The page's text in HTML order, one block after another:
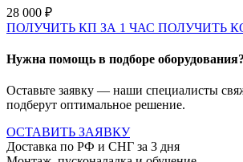
28 000 ₽
ПОЛУЧИТЬ КП ЗА 1 ЧАС ПОЛУЧИТЬ
Нужна помощь в подборе оборудования?
Оставьте заявку — наши специалисты
подберут оптимальное решение.
ОСТАВИТЬ ЗАЯВКУ
Доставка по РФ и СНГ за 3 дня